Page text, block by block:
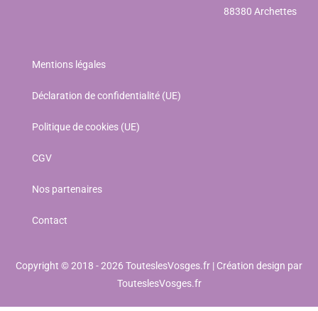
88380 Archettes
Mentions légales
Déclaration de confidentialité (UE)
Politique de cookies (UE)
CGV
Nos partenaires
Contact
Copyright © 2018 - 2026 TouteslesVosges.fr | Création design par
TouteslesVosges.fr